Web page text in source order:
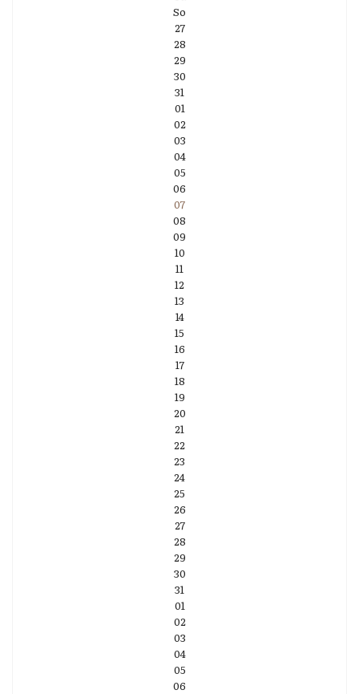
So
27
28
29
30
31
01
02
03
04
05
06
07
08
09
10
11
12
13
14
15
16
17
18
19
20
21
22
23
24
25
26
27
28
29
30
31
01
02
03
04
05
06